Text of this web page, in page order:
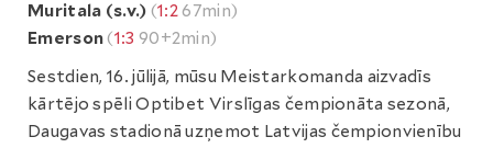
Muritala (s.v.) (1:2 67min)
Emerson(1:3 90+2min)
Sestdien, 16. jūlijā, mūsu Meistarkomanda aizvadīs
kārtējo spēli Optibet Virslīgas čempionāta sezonā,
Daugavas stadionā uzņemot Latvijas čempionvienību